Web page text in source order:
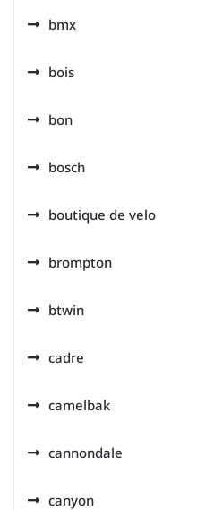
bmx
bois
bon
bosch
boutique de velo
brompton
btwin
cadre
camelbak
cannondale
canyon